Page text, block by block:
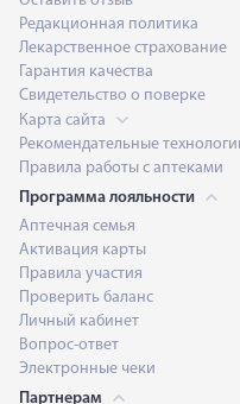
Редакционная политика
Лекарственное страхование
Гарантия качества
Свидетельство о поверке
Карта сайта
Рекомендательные
Правила работы с аптеками
Программа лояльности
Аптечная семья
Активация карты
Правила участия
Проверить баланс
Личный кабинет
Вопрос-ответ
Электронные чеки
Партнерам